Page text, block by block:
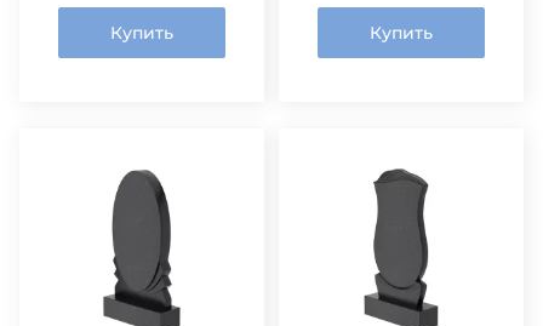
Купить Купить